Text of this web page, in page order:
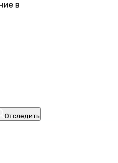
в
Отследить